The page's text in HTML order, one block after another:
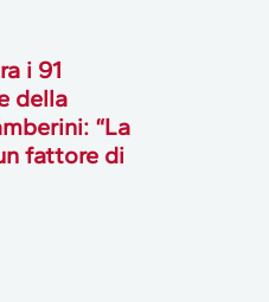
i 91
della
“La
fattore di